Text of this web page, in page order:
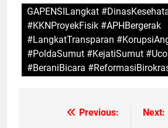
GAPENSILangkat
#KKNProyekFisik #APHBergerak
#LangkatTransparan
#PoldaSumut #KejatiSumut
#BeraniBicara
NavigasiPrevious:
Next: